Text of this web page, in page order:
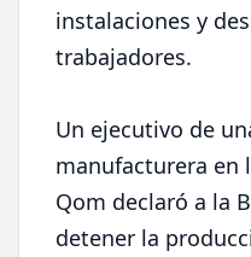
instalaciones y
trabajadores.
Un ejecutivo de
manufacturera en
Qom declaró a la
detener la